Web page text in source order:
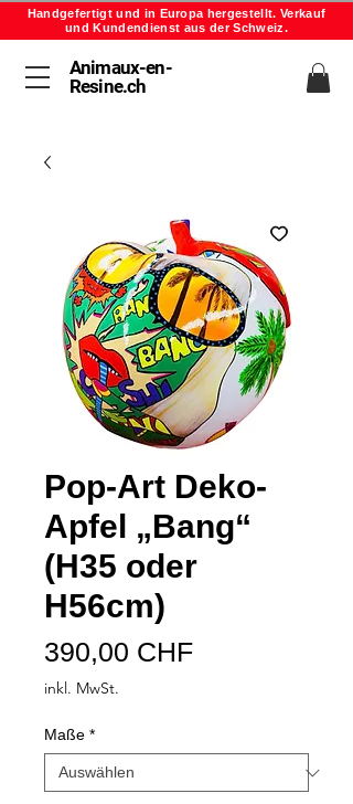
Animaux-en-
Resine.ch
Handgefertigt und in Europa hergestellt. Verkauf
und Kundendienst aus der Schweiz.
Pop-Art Deko-
Apfel „Bang“
(H35 oder
H56cm)
390,00 CHFPreis
inkl. MwSt.
Maße *